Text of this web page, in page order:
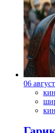
06